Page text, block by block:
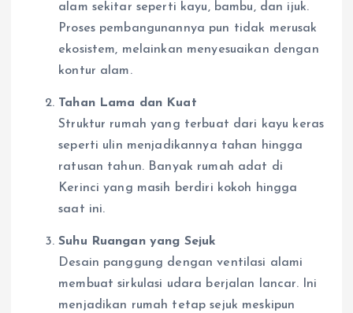
alam sekitar seperti kayu, bambu, dan ijuk.
Proses pembangunannya pun tidak merusak
ekosistem, melainkan menyesuaikan dengan
kontur alam.
Tahan Lama dan Kuat
Struktur rumah yang terbuat dari kayu keras
seperti ulin menjadikannya tahan hingga
ratusan tahun. Banyak rumah adat di
Kerinci yang masih berdiri kokoh hingga
saat ini.
Suhu Ruangan yang Sejuk
Desain panggung dengan ventilasi alami
membuat sirkulasi udara berjalan lancar. Ini
menjadikan rumah tetap sejuk meskipun